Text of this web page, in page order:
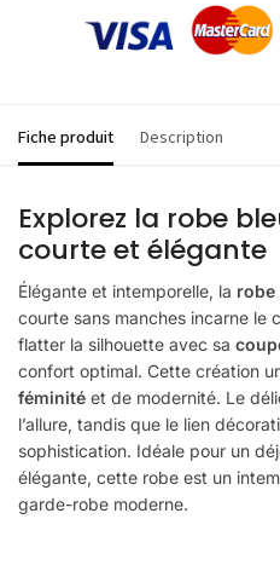
Fiche produit Description
Explorez la robe
courte et élégante
Élégante et intemporelle, la robe
courte sans manches incarne le
flatter la silhouette avec sa
confort optimal. Cette création
féminité et de modernité. Le
l’allure, tandis que le lien
sophistication. Idéale pour un
élégante, cette robe est un
garde-robe moderne.